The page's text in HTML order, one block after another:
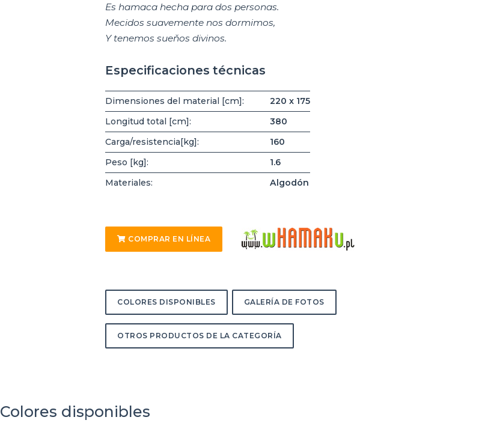
Es hamaca hecha para dos personas.
Mecidos suavemente nos dormimos,
Y tenemos sueňos divinos.
Especificaciones técnicas
Dimensiones del material [cm]:
220 x 175
Longitud total [cm]:
380
Carga/resistencia[kg]:
160
Peso [kg]:
1.6
Materiales:
Algodón
COMPRAR EN LÍNEA
COLORES DISPONIBLES GALERÍA DE FOTOS
OTROS PRODUCTOS DE LA CATEGORÍA
Colores disponibles